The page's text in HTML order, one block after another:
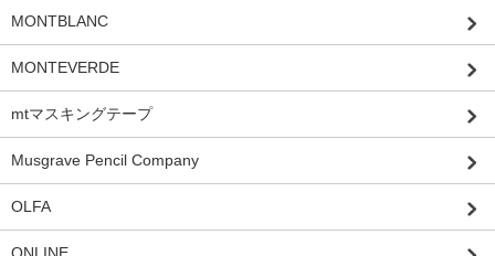
MONTBLANC
MONTEVERDE
mtマスキングテープ
Musgrave Pencil Company
OLFA